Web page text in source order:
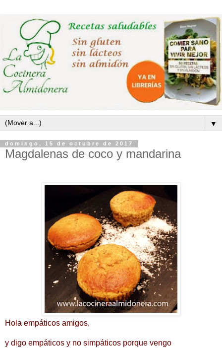
▼
domingo, 15 de octubre de 2017
Magdalenas de coco y mandarina
Hola empáticos amigos,
y digo empáticos y no simpáticos porque vengo